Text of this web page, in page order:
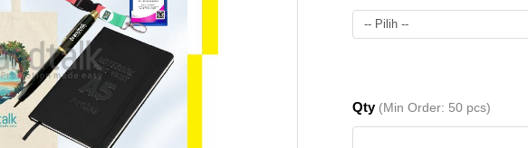
-- Pilih --
Kit DBM
50
pcs
Rp.
256.000
Qty (Min Order: 50 pcs)